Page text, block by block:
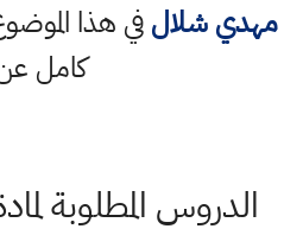
مهدي شلالفي هذا
كامل
الدروس المطلوبة